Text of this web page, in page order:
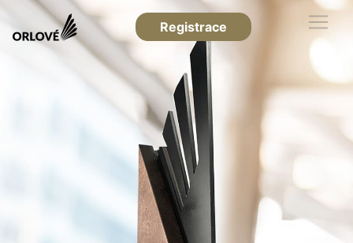
Registrace